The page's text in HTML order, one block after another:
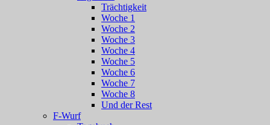
Trächtigkeit
Woche 1
Woche 2
Woche 3
Woche 4
Woche 5
Woche 6
Woche 7
Woche 8
Und der Rest
F-Wurf